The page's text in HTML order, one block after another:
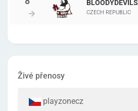
Živé přenosy
playzonecz
BLOODYDEVILS
CZECH REPUBLIC